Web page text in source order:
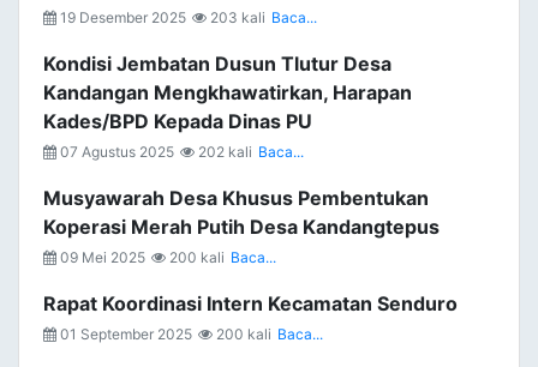
19 Desember 2025 203 kali Baca...
Kondisi Jembatan Dusun Tlutur Desa
Kandangan Mengkhawatirkan, Harapan
Kades/BPD Kepada Dinas PU
07 Agustus 2025 202 kali Baca...
Musyawarah Desa Khusus Pembentukan
Koperasi Merah Putih Desa Kandangtepus
09 Mei 2025 200 kali Baca...
Rapat Koordinasi Intern Kecamatan Senduro
01 September 2025 200 kali Baca...